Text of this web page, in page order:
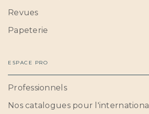
Revues
Papeterie
ESPACE PRO
Professionnels
Nos catalogues pour l'international